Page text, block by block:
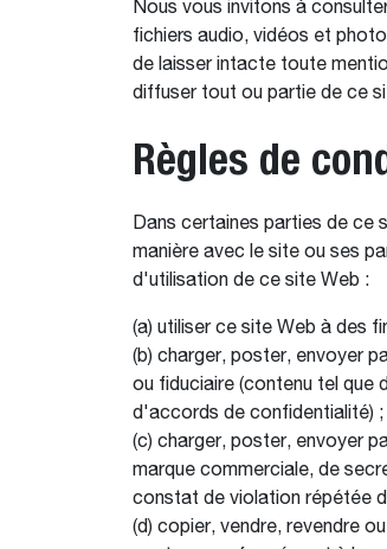
Nous vous invitons à
fichiers audio, vidéos et
de laisser intacte toute
diffuser tout ou partie de ce
Règles de
Dans certaines parties de ce
manière avec le site ou ses
d'utilisation de ce site Web :
(a) utiliser ce site Web à des
(b) charger, poster, envoyer
ou fiduciaire (contenu tel que
d'accords de confidentialité) ;
(c) charger, poster, envoyer
marque commerciale, de
constat de violation répétée
(d) copier, vendre, revendre